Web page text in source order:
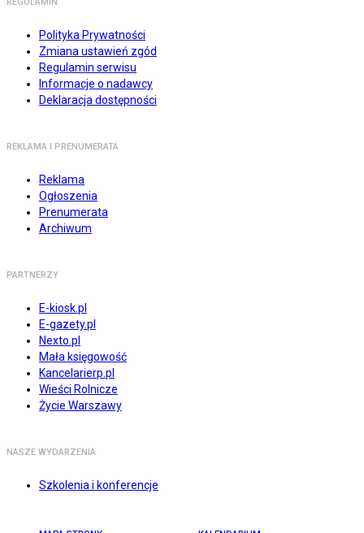
Polityka Prywatności
Zmiana ustawień zgód
Regulamin serwisu
Informacje o nadawcy
Deklaracja dostępności
REKLAMA I PRENUMERATA
Reklama
Ogłoszenia
Prenumerata
Archiwum
PARTNERZY
E-kiosk.pl
E-gazety.pl
Nexto.pl
Mała księgowość
Kancelarierp.pl
Wieści Rolnicze
Życie Warszawy
NASZE WYDARZENIA
Szkolenia i konferencje